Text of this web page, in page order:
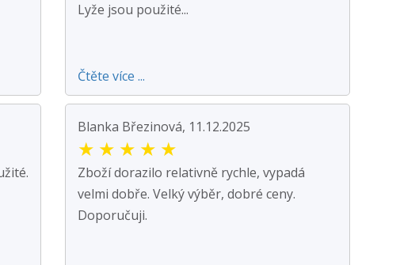
Lyže jsou použité...
Čtěte více ...
Blanka Březinová, 11.12.2025
★ ★ ★ ★ ★
Zboží dorazilo relativně rychle, vypadá
velmi dobře. Velký výběr, dobré ceny.
Doporučuji.